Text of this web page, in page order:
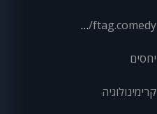
front/ftag.comedy
יחסים
קרימינולוגיה